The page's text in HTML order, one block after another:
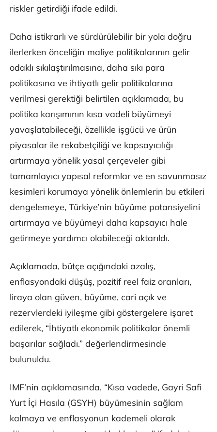
riskler getirdiği ifade edildi.
Daha istikrarlı ve sürdürülebilir bir yola doğru
ilerlerken önceliğin maliye politikalarının gelir
odaklı sıkılaştırılmasına, daha sıkı para
politikasına ve ihtiyatlı gelir politikalarına
verilmesi gerektiği belirtilen açıklamada, bu
politika karışımının kısa vadeli büyümeyi
yavaşlatabileceği, özellikle işgücü ve ürün
piyasalar ile rekabetçiliği ve kapsayıcılığı
artırmaya yönelik yasal çerçeveler gibi
tamamlayıcı yapısal reformlar ve en savunmasız
kesimleri korumaya yönelik önlemlerin bu etkileri
dengelemeye, Türkiye’nin büyüme potansiyelini
artırmaya ve büyümeyi daha kapsayıcı hale
getirmeye yardımcı olabileceği aktarıldı.
Açıklamada, bütçe açığındaki azalış,
enflasyondaki düşüş, pozitif reel faiz oranları,
liraya olan güven, büyüme, cari açık ve
rezervlerdeki iyileşme gibi göstergelere işaret
edilerek, “İhtiyatlı ekonomik politikalar önemli
başarılar sağladı.” değerlendirmesinde
bulunuldu.
IMF’nin açıklamasında, “Kısa vadede, Gayri Safi
Yurt İçi Hasıla (GSYH) büyümesinin sağlam
kalmaya ve enflasyonun kademeli olarak